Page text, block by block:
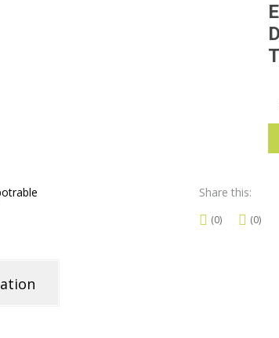
Share this:
(0) (0)